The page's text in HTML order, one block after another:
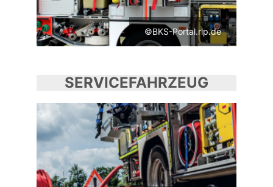
©BKS-Portal.rlp.de
SERVICEFAHRZEUG